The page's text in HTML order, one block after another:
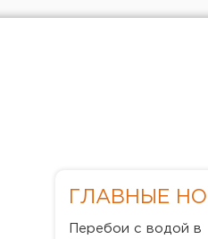
ГЛАВНЫЕ
Перебои с водой в